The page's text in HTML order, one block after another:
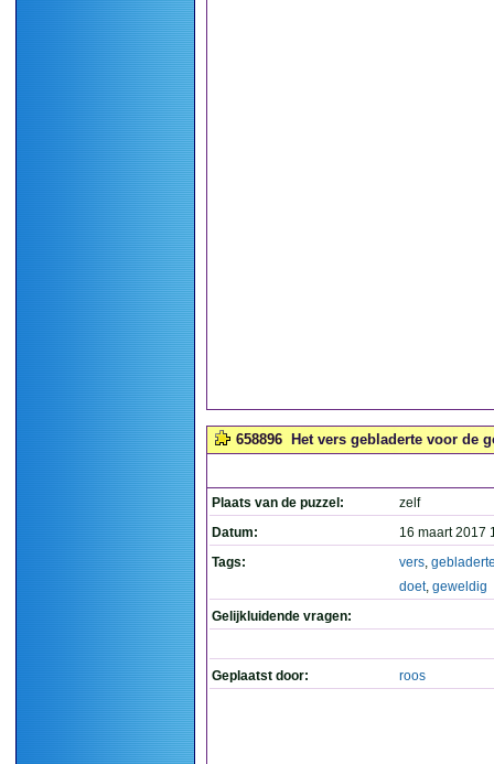
658896 Het vers gebladerte voor de
Plaats van de puzzel:
zelf
Datum:
16 maart 2017
Tags:
vers,
doet, geweldig
Gelijkluidende vragen:
Geplaatst door: roos